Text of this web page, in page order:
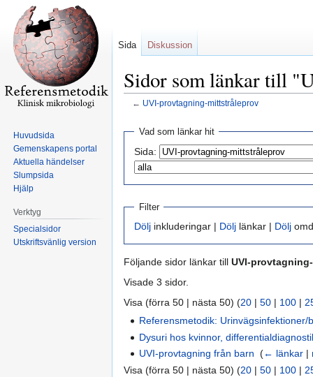
Sidor som länkar till
← UVI-provtagning-mittstråleprov
Hoppa
navigering
Hoppa
sök
Vad som länkar hit
Sida:
Filter
Dölj inkluderingar | Dölj länkar | Dölj
Följande sidor länkar till UVI-
Visade 3 sidor.
Visa (förra 50 | nästa 50) (20 | 50 | 100 |
Referensmetodik:
Dysuri hos kvinnor,
UVI-provtagning från barn ‎(← länkar |
Visa (förra 50 | nästa 50) (20 | 50 | 100 |
Sida Diskussion
Huvudsida
Gemenskapens portal
Aktuella händelser
Slumpsida
Hjälp
Verktyg
Specialsidor
Utskriftsvänlig version